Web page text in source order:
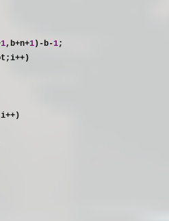
1,b+n+1)-b-1;
)
)